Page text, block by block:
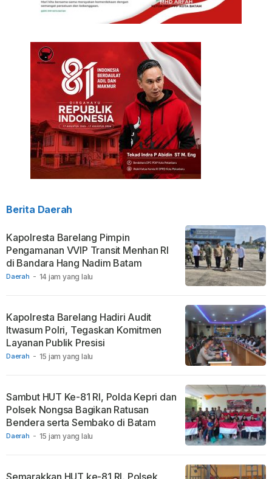
Berita Daerah
Daerah - 14 jam yang lalu
Kapolresta Barelang Pimpin
Pengamanan VVIP Transit Menhan RI
di Bandara Hang Nadim Batam
Daerah - 15 jam yang lalu
Kapolresta Barelang Hadiri Audit
Itwasum Polri, Tegaskan Komitmen
Layanan Publik Presisi
Daerah - 15 jam yang lalu
Sambut HUT Ke-81 RI, Polda Kepri dan
Polsek Nongsa Bagikan Ratusan
Bendera serta Sembako di Batam
Semarakkan HUT ke-81 RI, Polsek